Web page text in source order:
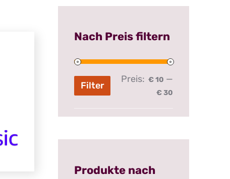
Nach Preis filtern
Min.
Max.
Filter
Preis: € 10 —
€ 30
Produkte nach